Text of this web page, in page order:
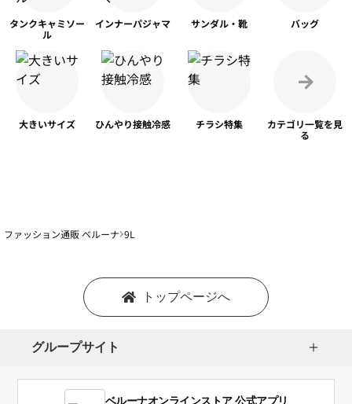
タンクキャミソー
ル
インナーパジャマ サンダル・靴 バッグ
大きいサイズ ひんやり接触冷感 チラシ特集 カテゴリ一覧を見
る
ファッション通販 ベルーナ 9L
トップページへ
グループサイト
ベルーナオンラインストア 公式アプリ